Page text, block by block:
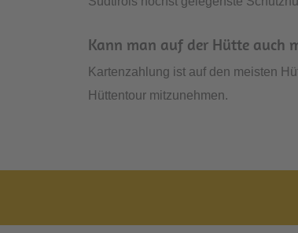
Kann man auf der Hütte auch
Kartenzahlung ist auf den meisten
Hüttentour mitzunehmen.